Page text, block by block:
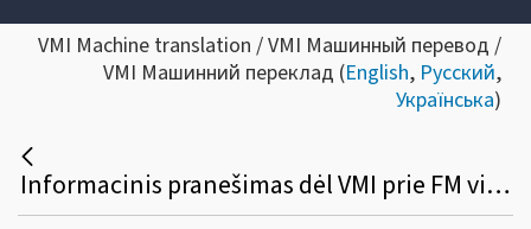
VMI Machine translation / VMI Машинный перевод /
VMI Машинний переклад (English, Русский,
Українська)
Informacinis pranešimas dėl VMI prie FM viršininko 2022 m. gruodžio 23 d. įsakymo Nr. VA-95 „Dėl Informacijos apie platformose vykdomas veiklas teikimo Valstybinei mokesčių inspekcijai taisyklių patvirtinimo“